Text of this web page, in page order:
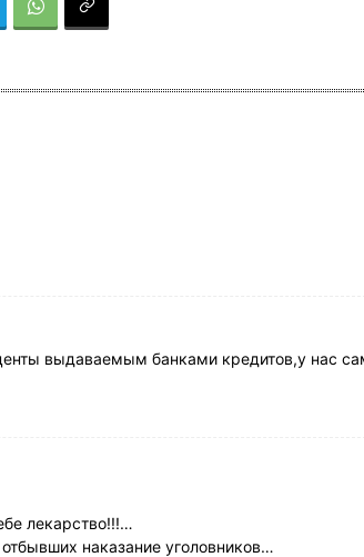
выдаваемым банками кредитов,у нас
лекарство!!!…
наказание уголовников…